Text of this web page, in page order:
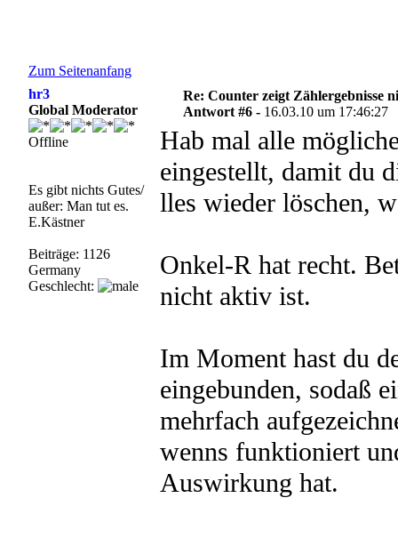
Zum Seitenanfang
hr3
Global Moderator
Offline
Es gibt nichts Gutes/
außer: Man tut es.
E.Kästner
Beiträge: 1126
Germany
Geschlecht:
Re: Counter zeigt Zählergebnisse
Antwort #6 - 16.03.10 um 17:46:27
Hab mal alle
eingestellt, damit du
lles wieder löschen,
Onkel-R hat recht.
nicht aktiv ist.
Im Moment hast du
eingebunden, sodaß
mehrfach
wenns funktioniert
Auswirkung hat.